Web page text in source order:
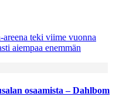
teki viime vuonna
aiempaa enemmän
osaamista – Dahlbom